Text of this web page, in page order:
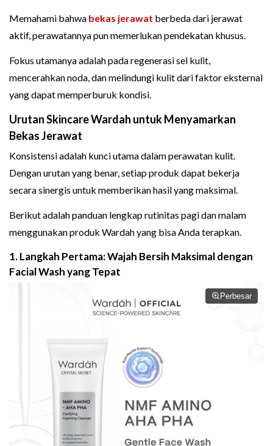
Memahami bahwa bekas jerawat berbeda dari jerawat
aktif, perawatannya pun memerlukan pendekatan khusus.
Fokus utamanya adalah pada regenerasi sel kulit,
mencerahkan noda, dan melindungi kulit dari faktor eksternal
yang dapat memperburuk kondisi.
Urutan Skincare Wardah untuk Menyamarkan
Bekas Jerawat
Konsistensi adalah kunci utama dalam perawatan kulit.
Dengan urutan yang benar, setiap produk dapat bekerja
secara sinergis untuk memberikan hasil yang maksimal.
Berikut adalah panduan lengkap rutinitas pagi dan malam
menggunakan produk Wardah yang bisa Anda terapkan.
1. Langkah Pertama: Wajah Bersih Maksimal dengan
Facial Wash yang Tepat
Perbesar